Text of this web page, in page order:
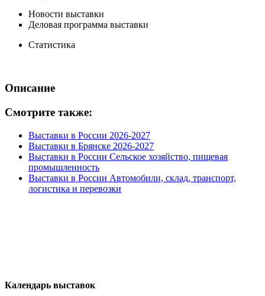
Новости выставки
Деловая программа выставки
Статистика
Описание
Смотрите также:
Выставки в России 2026-2027
Выставки в Брянске 2026-2027
Выставки в России Сельское хозяйство, пищевая
промышленность
Выставки в России Автомобили, склад, транспорт,
логистика и перевозки
Календарь выставок